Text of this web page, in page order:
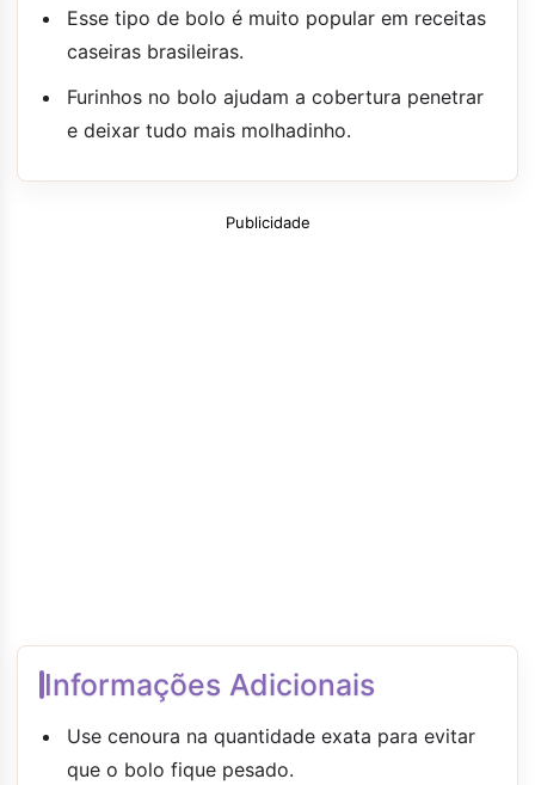
Esse tipo de bolo é muito popular em receitas
caseiras brasileiras.
Furinhos no bolo ajudam a cobertura penetrar
e deixar tudo mais molhadinho.
Publicidade
Informações Adicionais
Use cenoura na quantidade exata para evitar
que o bolo fique pesado.